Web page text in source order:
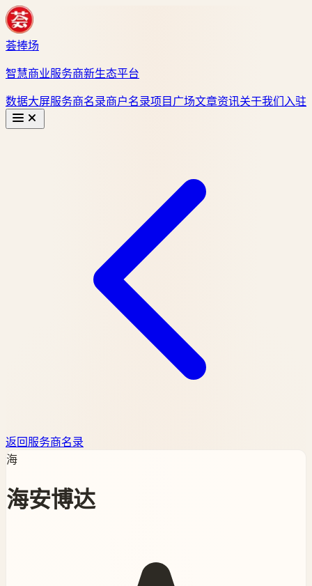
荟捧场
智慧商业服务商新生态平台
数据大屏服务商名录商户名录项目广场文章资讯关于我们 入驻
返回服务商名录
海
海安博达